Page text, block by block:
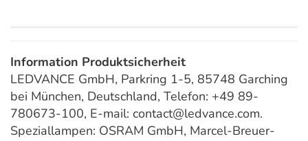
Information Produktsicherheit
LEDVANCE GmbH, Parkring 1-5, 85748 Garching
bei München, Deutschland, Telefon: +49 89-
780673-100, E-mail: contact@ledvance.com.
Speziallampen: OSRAM GmbH, Marcel-Breuer-